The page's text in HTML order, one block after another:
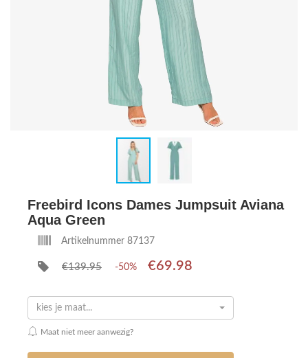
Freebird Icons Dames Jumpsuit Aviana
Aqua Green
Artikelnummer 87137
€139.95 -50% €69.98
kies je maat...
Maat niet meer aanwezig?